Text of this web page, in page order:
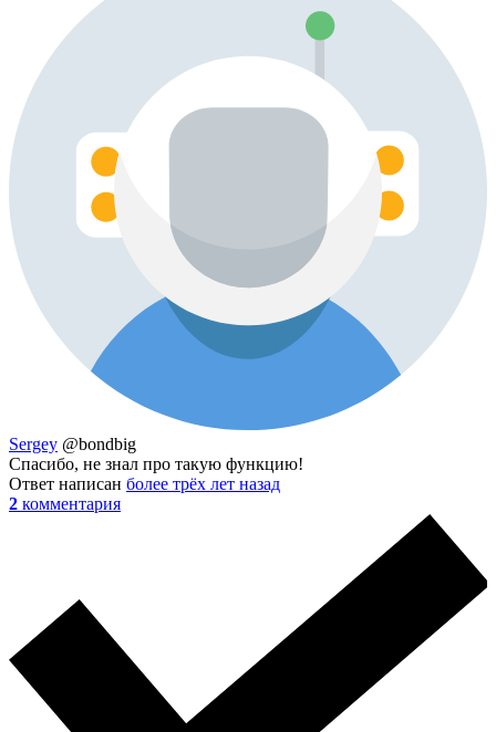
Sergey @bondbig
Спасибо, не знал про такую функцию!
Ответ написан более трёх лет назад
2 комментария